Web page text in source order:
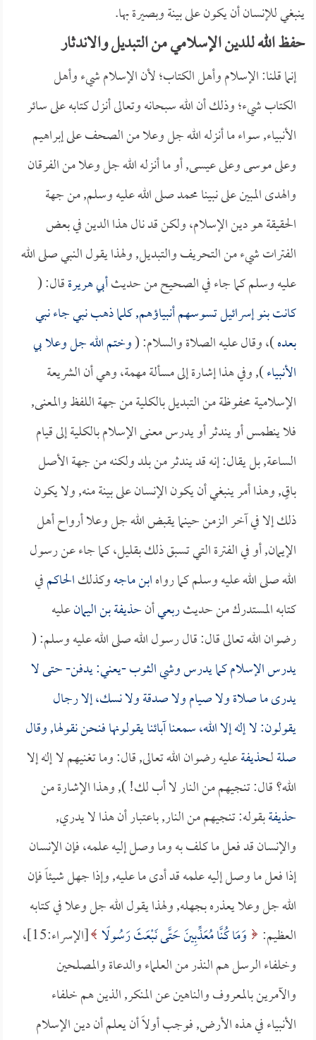
ينبغي للإنسان أن يكون على بينة وبصيرة بها.
حفظ الله للدين الإسلامي من التبديل والاندثار
إنما قلنا: الإسلام وأهل الكتاب؛ لأن الإسلام شيء وأهل
الكتاب شيء؛ وذلك أن الله سبحانه وتعالى أنزل كتابه على سائر
الأنبياء, سواء ما أنزله الله جل وعلا من الصحف على إبراهيم
وعلى موسى وعلى عيسى, أو ما أنزله الله جل وعلا من الفرقان
والهدى المبين على نبينا محمد صلى الله عليه وسلم, من جهة
الحقيقة هو دين الإسلام، ولكن قد نال هذا الدين في بعض
الفترات شيء من التحريف والتبديل, ولهذا يقول النبي صلى الله
عليه وسلم كما جاء في الصحيح من حديثأبي هريرةقال: (
كانت بنو إسرائيل تسوسهم أنبياؤهم, كلما ذهب نبي جاء نبي
بعده)، وقال عليه الصلاة والسلام: (وختم الله جل وعلا بي
الأنبياء), وفي هذا إشارة إلى مسألة مهمة، وهي أن الشريعة
الإسلامية محفوظة من التبديل بالكلية من جهة اللفظ والمعنى,
فلا ينطمس أو يندثر أو يدرس معنى الإسلام بالكلية إلى قيام
الساعة, بل يقال: إنه قد يندثر من بلد ولكنه من جهة الأصل
باقٍ, وهذا أمر ينبغي أن يكون الإنسان على بينة منه, ولا يكون
ذلك إلا في آخر الزمن حينما يقبض الله جل وعلا أرواح أهل
الإيمان, أو في الفترة التي تسبق ذلك بقليل، كما جاء عن رسول
الله صلى الله عليه وسلم كما رواهابن ماجهوكذلكالحاكمفي
كتابه المستدرك من حديثربعيأنحذيفة بن اليمانعليه
رضوان الله تعالى قال: قال رسول الله صلى الله عليه وسلم: (
يدرس الإسلام كما يدرس وشي الثوب -يعني: يدفن- حتى لا
يدرى ما صلاة ولا صيام ولا صدقة ولا نسك، إلا رجال
يقولون: لا إله إلا الله، سمعنا آبائنا يقولونها فنحن نقولها, وقال
صلةلـحذيفةعليه رضوان الله تعالى, قال: وما تغنيهم لا إله إلا
الله؟ قال: تنجيهم من النار لا أب لك! ), وهذا الإشارة من
حذيفةبقوله: تنجيهم من النار, باعتبار أن هذا لا يدري,
والإنسان قد فعل ما كلف به وما وصل إليه علمه، فإن الإنسان
إذا فعل ما وصل إليه علمه قد أدى ما عليه, وإذا جهل شيئاً فإن
الله جل وعلا يعذره بجهله, ولهذا يقول الله جل وعلا في كتابه
العظيم:
وَمَا كُنَّا مُعَذِّبِينَ حَتَّى نَبْعَثَ رَسُولًا
[الإسراء:15]،
وخلفاء الرسل هم النذر من العلماء والدعاة والمصلحين
والآمرين بالمعروف والناهين عن المنكر, الذين هم خلفاء
الأنبياء في هذه الأرض, فوجب أولاً أن يعلم أن دين الإسلام